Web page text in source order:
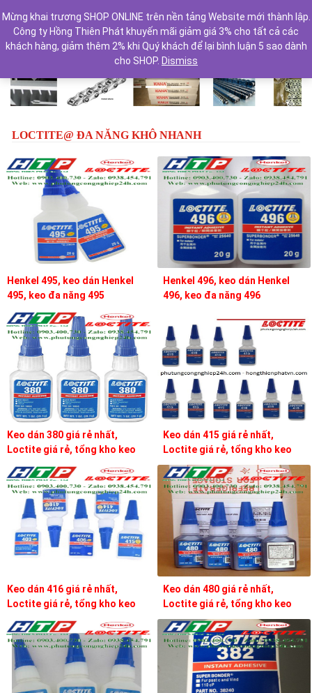
Previous Next
LOCTITE@ ĐA NĂNG KHÔ NHANH
Henkel 495, keo dán Henkel
495, keo đa năng 495
Henkel 496, keo dán Henkel
496, keo đa năng 496
Keo dán 380 giá rẻ nhất,
Loctite giá rẻ, tổng kho keo
loctite
Keo dán 415 giá rẻ nhất,
Loctite giá rẻ, tổng kho keo
loctite
Keo dán 416 giá rẻ nhất,
Loctite giá rẻ, tổng kho keo
loctite
Keo dán 480 giá rẻ nhất,
Loctite giá rẻ, tổng kho keo
loctite
Mừng khai trương SHOP ONLINE trên nền tảng Website mới thành lập.
Công ty Hồng Thiên Phát khuyến mãi giảm giá 3% cho tất cả các
khách hàng, giảm thêm 2% khi Quý khách để lại bình luận 5 sao dành
cho SHOP. Dismiss